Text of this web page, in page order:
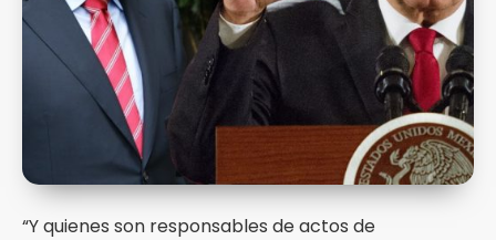
“Y quienes son responsables de actos de